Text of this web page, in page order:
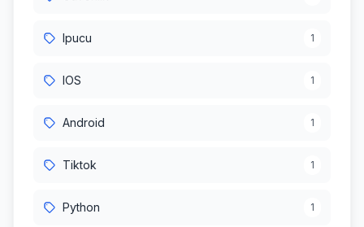
Ipucu 1
IOS 1
Android 1
Tiktok 1
Python 1